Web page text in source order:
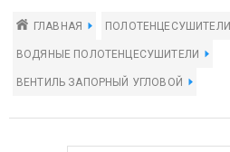
ГЛАВНАЯ ПОЛОТЕНЦЕСУШИТЕЛИ
ВОДЯНЫЕ ПОЛОТЕНЦЕСУШИТЕЛИ
ВЕНТИЛЬ ЗАПОРНЫЙ УГЛОВОЙ